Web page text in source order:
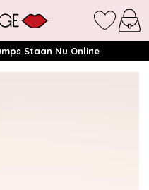
Staan Nu Online